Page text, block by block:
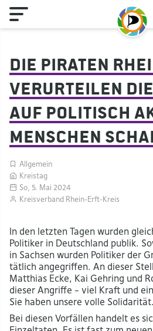
Die Piraten
verurteilen
auf politisch
Menschen
Allgemein
Kreistag
So, 5. Mai 2024
Kreisverband Rhein-Erft-Kreis
In den letzten Tagen wurden
Politiker in Deutschland publik.
in Sachsen wurden Politiker der
tätlich angegriffen. An dieser
Matthias Ecke, Kai Gehring und
dieser Angriffe – viel Kraft und
Sie haben unsere volle Solidarität.
Bei diesen Vorfällen handelt es